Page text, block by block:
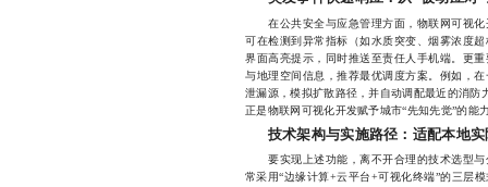
在公共安全与应急管理方面，物联网可视化
可在检测到异常指标（如水质突变、烟雾浓度
界面高亮提示，同时推送至责任人手机端。更
与地理空间信息，推荐最优调度方案。例如，
泄漏源，模拟扩散路径，并自动调配最近的消防
正是物联网可视化开发赋予城市“先知先觉”的能
技术架构与实施路径：适配本地
要实现上述功能，离不开合理的技术选型与
常采用“边缘计算+云平台+可视化终端”的三层